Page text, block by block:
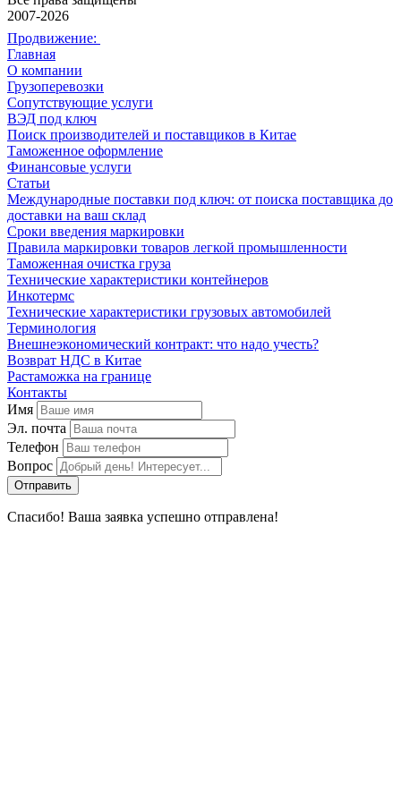
2007-2026
Продвижение:
Главная
О компании
Грузоперевозки
Сопутствующие услуги
ВЭД под ключ
Поиск производителей и поставщиков в Китае
Таможенное оформление
Финансовые услуги
Статьи
Международные поставки под ключ: от поиска поставщика до
доставки на ваш склад
Сроки введения маркировки
Правила маркировки товаров легкой промышленности
Таможенная очистка груза
Технические характеристики контейнеров
Инкотермс
Технические характеристики грузовых автомобилей
Терминология
Внешнеэкономический контракт: что надо учесть?
Возврат НДС в Китае
Растаможка на границе
Контакты
Имя
Эл. почта
Телефон
Вопрос
Спасибо! Ваша заявка успешно отправлена!